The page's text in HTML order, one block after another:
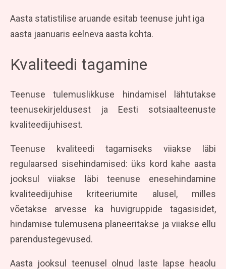
Aasta statistilise aruande esitab teenuse juht iga
aasta jaanuaris eelneva aasta kohta.
Kvaliteedi tagamine
Teenuse tulemuslikkuse hindamisel lähtutakse
teenusekirjeldusest ja Eesti sotsiaalteenuste
kvaliteedijuhisest.
Teenuse kvaliteedi tagamiseks viiakse läbi
regulaarsed sisehindamised: üks kord kahe aasta
jooksul viiakse läbi teenuse enesehindamine
kvaliteedijuhise kriteeriumite alusel, milles
võetakse arvesse ka huvigruppide tagasisidet,
hindamise tulemusena planeeritakse ja viiakse ellu
parendustegevused.
Aasta jooksul teenusel olnud laste lapse heaolu